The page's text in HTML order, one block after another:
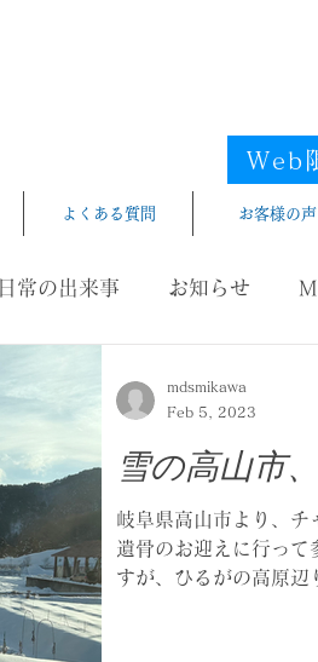
Web
よくある質問 お客様の声
日常の出来事 お知らせ
雪の高山市
岐阜県高山市より、チ
遺骨のお迎えに行っ
すが、ひるがの高原辺
mdsmikawa
Feb 5, 2023